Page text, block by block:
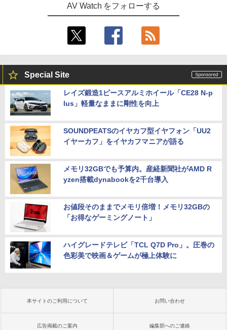
AV Watch をフォローする
Special Site
レイズ鍛造1ピースアルミホイール「CE28 N-p
lus」軽量なままに剛性を向上
SOUNDPEATSのイヤカフ型イヤフォン「UU2
イヤーカフ」をイヤカフマニアが語る
メモリ32GBでも予算内。産経新聞社がAMD R
yzen搭載dynabookを2千台導入
お値段そのままでメモリ倍増！メモリ32GBの
「お得なゲーミングノート」
ハイグレードテレビ「TCL Q7D Pro」。圧巻の
色彩美で映画＆ゲームが極上体験に
本サイトのご利用について お問い合わせ
広告掲載のご案内 編集部へのご連絡